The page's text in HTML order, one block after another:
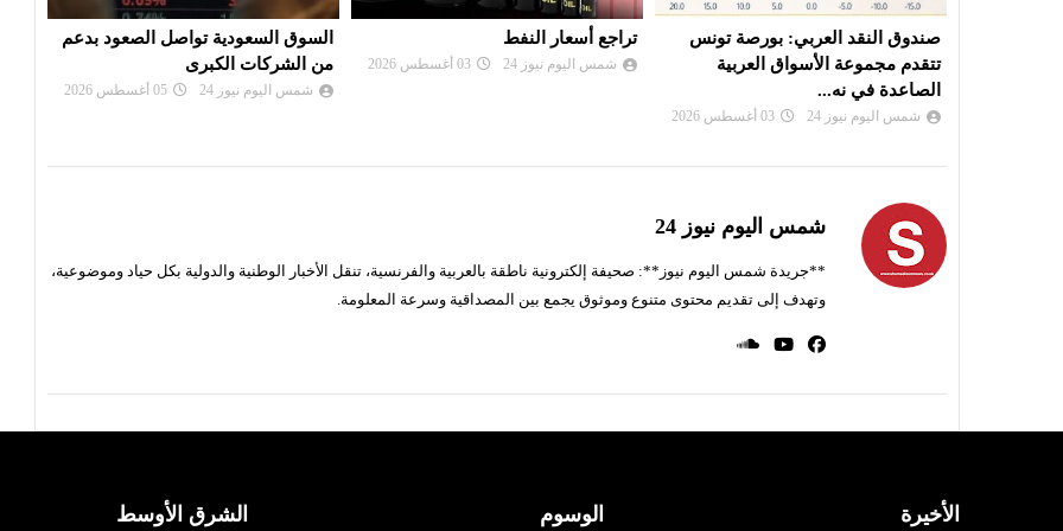
تراجع أسعار النفط
شمس اليوم نيوز 24 03 أغسطس 2026
السوق السعودية تواصل الصعود بدعم
من الشركات الكبرى
صندوق النقد العربي: بورصة تونس
تتقدم مجموعة الأسواق العربية
الصاعدة في نه...
شمس اليوم نيوز 24
**جريدة شمس اليوم نيوز**: صحيفة إلكترونية ناطقة بالعربية والفرنسية، تنقل الأخبار الوطنية والدولية بكل حياد وموضوعية،
وتهدف إلى تقديم محتوى متنوع وموثوق يجمع بين المصداقية وسرعة المعلومة.
الأخيرة الوسوم الشرق الأوسط